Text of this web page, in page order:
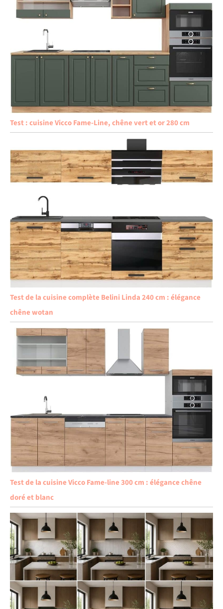
Test : cuisine Vicco Fame-Line, chêne vert et or 280 cm
Test de la cuisine complète Belini Linda 240 cm : élégance
chêne wotan
Test de la cuisine Vicco Fame-line 300 cm : élégance chêne
doré et blanc